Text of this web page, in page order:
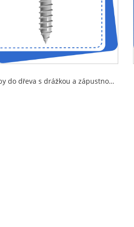
Šrouby do dřeva s drážkou a zápustnou hlavou